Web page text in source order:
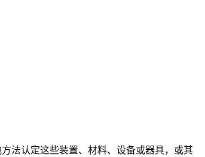
法认定这些装置、材料、设备或器具，或其